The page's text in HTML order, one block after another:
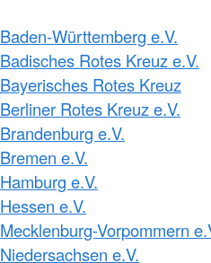
Baden-Württemberg e.V.
Badisches Rotes Kreuz e.V.
Bayerisches Rotes Kreuz
Berliner Rotes Kreuz e.V.
Brandenburg e.V.
Bremen e.V.
Hamburg e.V.
Hessen e.V.
Mecklenburg-Vorpommern
Niedersachsen e.V.